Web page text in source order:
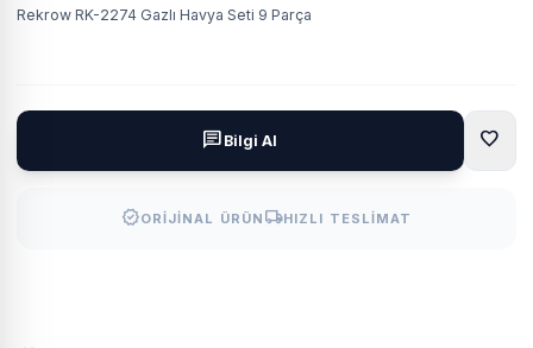
Rekrow RK-2274 Gazlı Havya Seti 9 Parça
chat Bilgi Al favorite
verifiedORIJINAL ÜRÜN local_shippingHIZLI TESLIMAT